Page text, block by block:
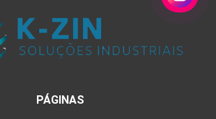
PÁGINAS